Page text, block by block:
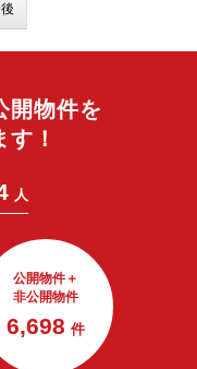
開物件を
！
人
公開物件＋
非公開物件
6,698 件